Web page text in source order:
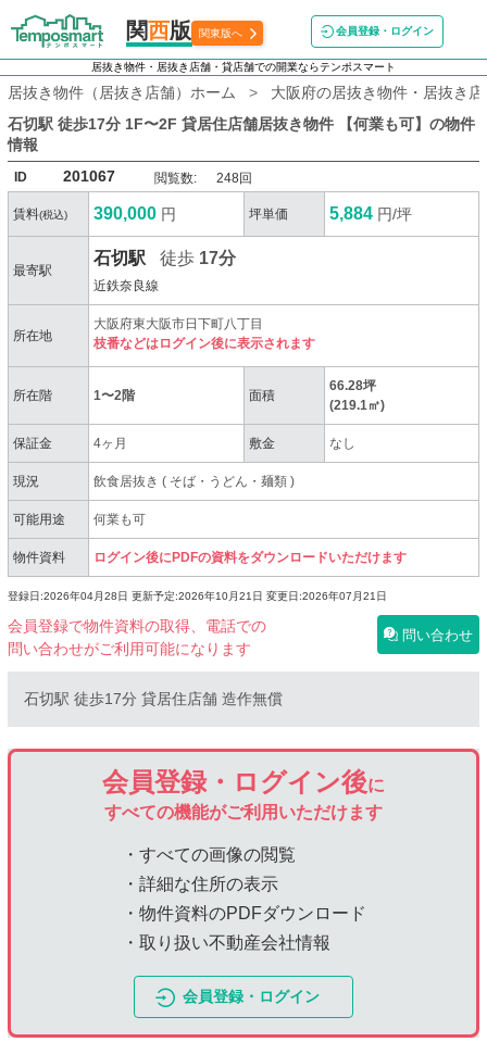
関西版 関東版へ 会員登録・ログイン
居抜き物件・居抜き店舗・貸店舗での開業ならテンポスマート
居抜き物件（居抜き店舗）ホーム
大阪府の居抜き物件・居抜き
石切駅 徒歩17分 1F〜2F 貸居住店舗居抜き物件 【何業も可】 の物件
情報
ID 201067 閲覧数: 248回
賃料(税込) 390,000 円 坪単価 5,884 円/坪
最寄駅
石切駅 徒歩 17分
近鉄奈良線
所在地
大阪府東大阪市日下町八丁目
枝番などはログイン後に表示されます
所在階 1〜2階 面積
66.28坪
(219.1㎡)
保証金 4ヶ月 敷金 なし
現況 飲食居抜き( そば・うどん・麺類)
可能用途 何業も可
物件資料 ログイン後にPDFの資料をダウンロードいただけます
登録日:2026年04月28日 更新予定:2026年10月21日 変更日:2026年07月21日
会員登録で物件資料の取得、電話での
問い合わせがご利用可能になります
問い合わせ
石切駅 徒歩17分 貸居住店舗 造作無償
会員登録・ログイン後に
すべての機能がご利用いただけます
・すべての画像の閲覧
・詳細な住所の表示
・物件資料のPDFダウンロード
・取り扱い不動産会社情報
会員登録・ログイン